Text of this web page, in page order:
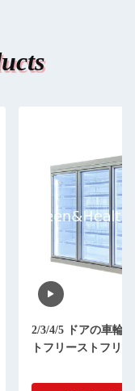
2/3/4/5 ドアの車輪
トフリーストフリ